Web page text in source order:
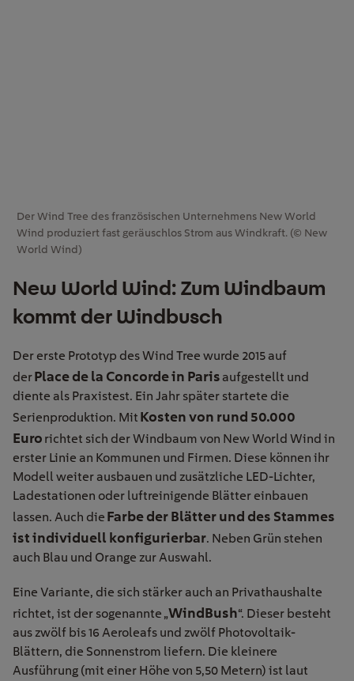
Der Wind Tree des französischen Unternehmens New World
Wind produziert fast geräuschlos Strom aus Windkraft. (© New
World Wind)
New World Wind: Zum Windbaum
kommt der Windbusch
Der erste Prototyp des Wind Tree wurde 2015 auf
derPlace de la Concorde in Paris aufgestellt und
diente als Praxistest. Ein Jahr später startete die
Serienproduktion. Mit Kosten von rund 50.000
Euro richtet sich der Windbaum von New World Wind in
erster Linie an Kommunen und Firmen. Diese können ihr
Modell weiter ausbauen und zusätzliche LED-Lichter,
Ladestationen oder luftreinigende Blätter einbauen
lassen. Auch die Farbe der Blätter und des Stammes
ist individuell konfigurierbar. Neben Grün stehen
auch Blau und Orange zur Auswahl.
Eine Variante, die sich stärker auch an Privathaushalte
richtet, ist der sogenannte „WindBush“. Dieser besteht
aus zwölf bis 16 Aeroleafs und zwölf Photovoltaik-
Blättern, die Sonnenstrom liefern. Die kleinere
Ausführung (mit einer Höhe von 5,50 Metern) ist laut